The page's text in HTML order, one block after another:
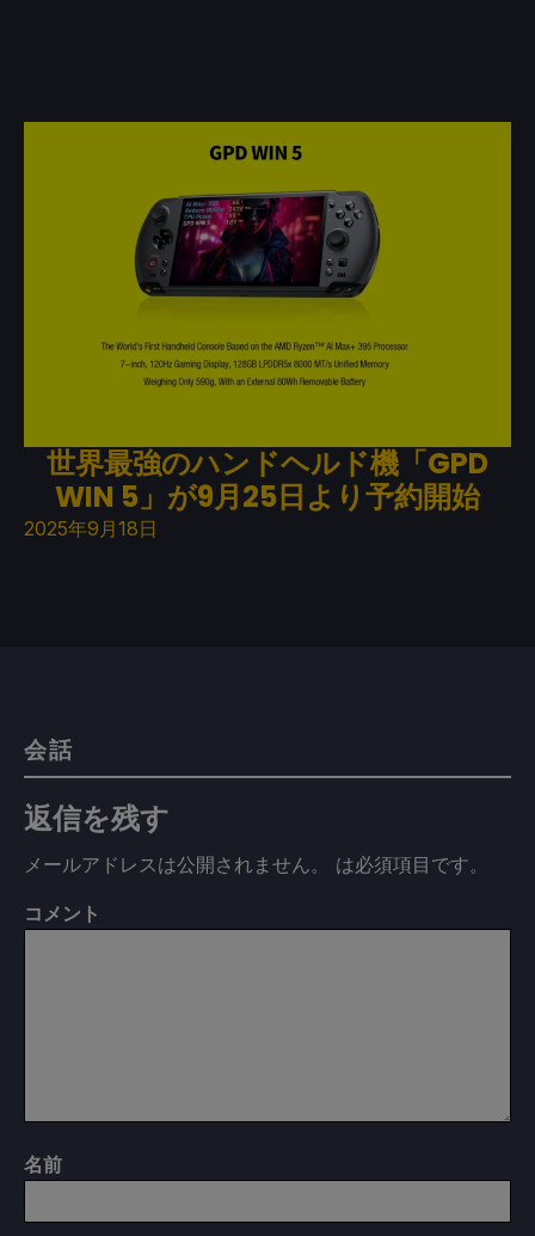
世界最強のハンドヘルド機「GPD
WIN 5」が9月25日より予約開始
2025年9月18日
会話
返信を残す
メールアドレスは公開されません。 は必須項目です。
コメント
名前